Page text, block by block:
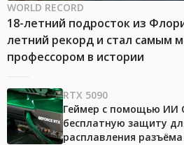
WORLD RECORD
18-летний подросток из
летний рекорд и стал самым
профессором в истории
RTX 5090
Геймер с помощью ИИ
бесплатную защиту
расплавления